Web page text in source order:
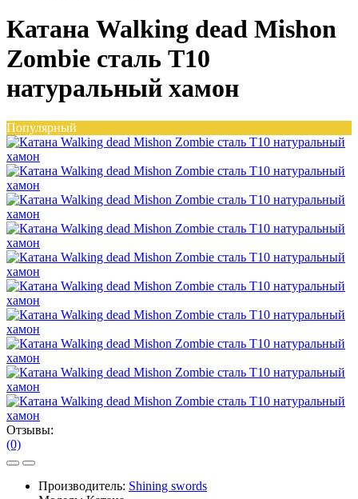
Катана Walking dead Mishon
Zombie сталь T10
натуральный хамон
Популярный
Отзывы:
(0)
Производитель: Shining swords